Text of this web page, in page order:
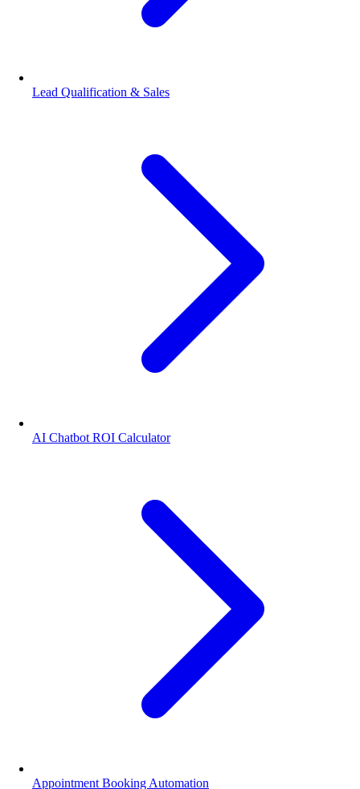
Lead Qualification & Sales
AI Chatbot ROI Calculator
Appointment Booking Automation